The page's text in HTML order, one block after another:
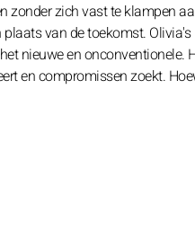
zonder zich vast te klampen
van de toekomst. Olivia's
nieuwe en onconventionele.
en compromissen zoekt.